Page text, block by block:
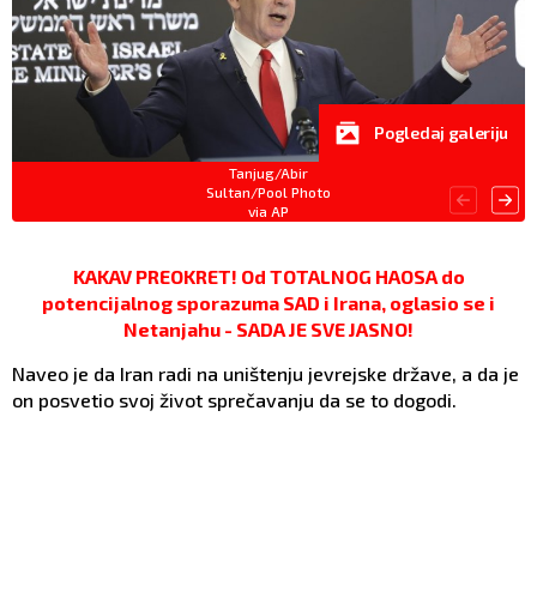
Tanjug/Abir
Sultan/Pool Photo
via AP
Pogledaj galeriju
KAKAV PREOKRET! Od TOTALNOG HAOSA do
potencijalnog sporazuma SAD i Irana, oglasio se i
Netanjahu - SADA JE SVE JASNO!
Naveo je da Iran radi na uništenju jevrejske države, a da je
on posvetio svoj život sprečavanju da se to dogodi.